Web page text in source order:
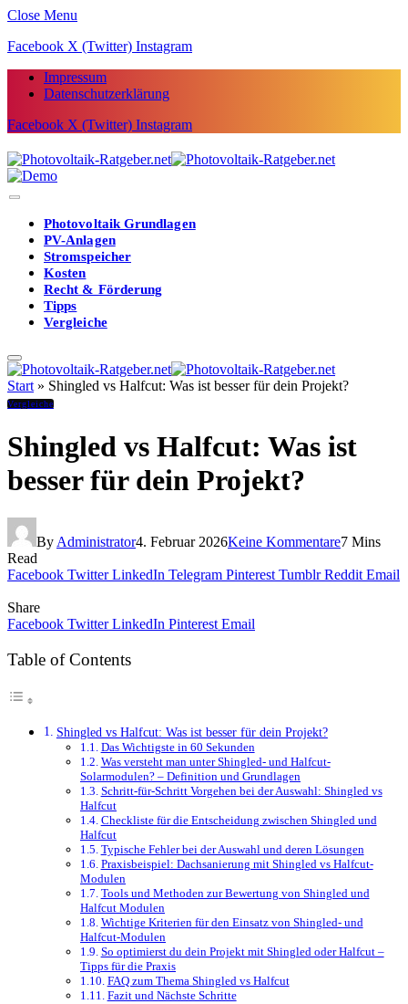
Close Menu
Facebook X (Twitter) Instagram
Impressum
Datenschutzerklärung
Facebook X (Twitter) Instagram
Photovoltaik Grundlagen
PV-Anlagen
Stromspeicher
Kosten
Recht & Förderung
Tipps
Vergleiche
Start » Shingled vs Halfcut: Was ist besser für dein Projekt?
Vergleiche
Shingled vs Halfcut: Was ist
besser für dein Projekt?
By Administrator4. Februar 2026Keine Kommentare7 Mins
Read
Facebook Twitter LinkedIn Telegram Pinterest Tumblr Reddit Email
Share
Facebook Twitter LinkedIn Pinterest Email
Table of Contents
Shingled vs Halfcut: Was ist besser für dein Projekt?
Das Wichtigste in 60 Sekunden
Was versteht man unter Shingled- und Halfcut-
Solarmodulen? – Definition und Grundlagen
Schritt-für-Schritt Vorgehen bei der Auswahl: Shingled vs
Halfcut
Checkliste für die Entscheidung zwischen Shingled und
Halfcut
Typische Fehler bei der Auswahl und deren Lösungen
Praxisbeispiel: Dachsanierung mit Shingled vs Halfcut-
Modulen
Tools und Methoden zur Bewertung von Shingled und
Halfcut Modulen
Wichtige Kriterien für den Einsatz von Shingled- und
Halfcut-Modulen
So optimierst du dein Projekt mit Shingled oder Halfcut –
Tipps für die Praxis
FAQ zum Thema Shingled vs Halfcut
Fazit und Nächste Schritte